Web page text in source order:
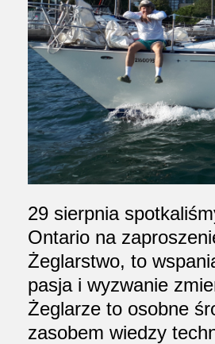
29 sierpnia
Ontario na
Żeglarstwo, to
pasja i wyzwanie
Żeglarze to osobne
zasobem wiedzy